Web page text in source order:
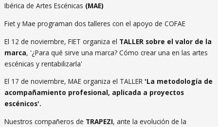
Ibérica de Artes Escénicas (MAE)
Fiet y Mae programan dos talleres con el apoyo de COFAE
El 12 de noviembre, FIET organiza el TALLER sobre el valor de la
marca, '¿Para qué sirve una marca? Cómo crear una en las artes
escénicas y rentabilizarla'
El 17 de noviembre, MAE organiza el TALLER 'La metodología de
acompañamiento profesional, aplicada a proyectos
escénicos'.
Nuestros compañeros de TRAPEZI, ante la evolución de la